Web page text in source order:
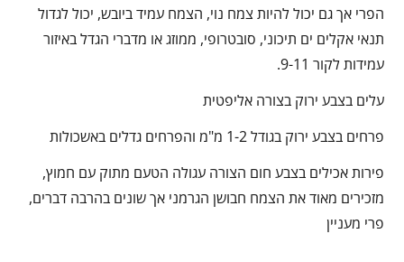
הפרי אך גם יכול להיות צמח נוי, הצמח עמיד ביובש, יכול לגדול
תנאי אקלים ים תיכוני, סובטרופי, ממוזג או מדברי הגדל באיזור
עמידות לקור 9-11.
עלים בצבע ירוק בצורה אליפטית
פרחים בצבע ירוק בגודל 1-2 מ"מ והפרחים גדלים באשכולות
פירות אכילים בצבע חום הצורה עגולה הטעם מתוק עם חמוץ,
מזכירים מאוד את הצמח חבושן הגרמני אך שונים בהרבה דברים,
פרי מעניין